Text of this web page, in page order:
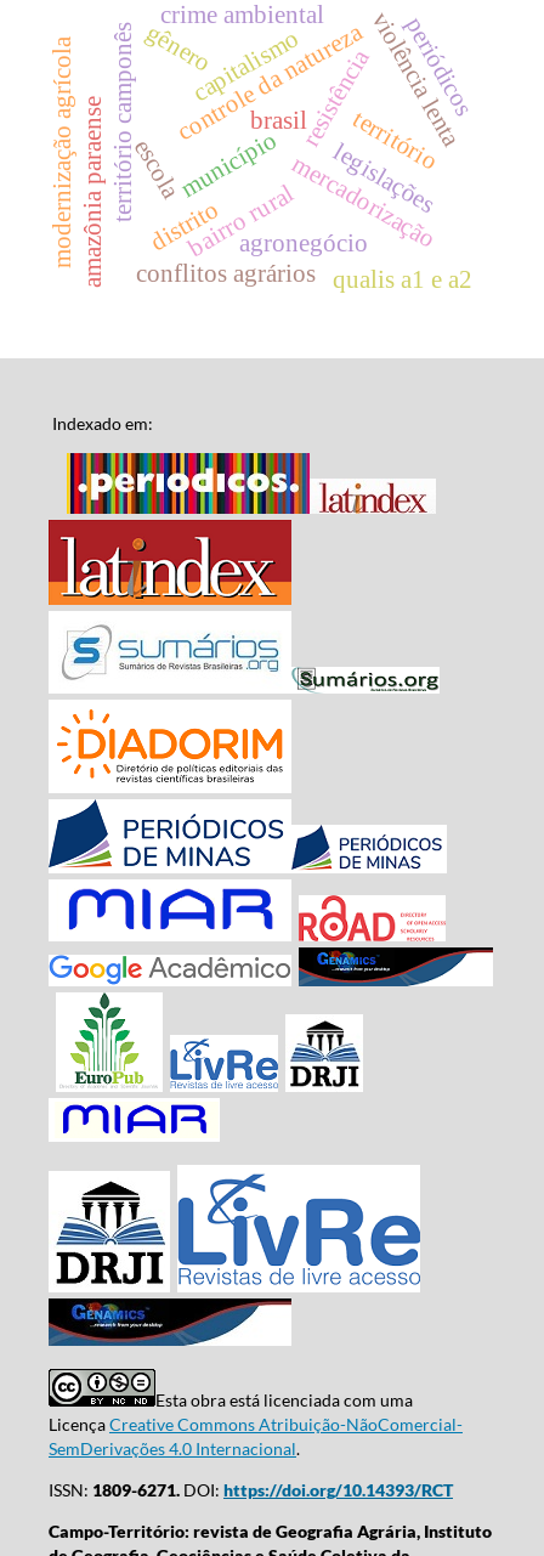
município
distrito
bairro rural
escola
resistência
conflitos agrários
agronegócio
mercadorização
controle da natureza
capitalismo
território camponês violência lenta
amazônia paraense
crime ambiental
território
gênero periódicos
qualis a1 e a2
modernização agrícola legislações
brasil
Indexado em:
Esta obra está licenciada com uma
LicençaCreative Commons Atribuição-NãoComercial-
SemDerivações 4.0 Internacional.
ISSN: 1809-6271.DOI: https://doi.org/10.14393/RCT
Campo-Território: revista de Geografia Agrária, Instituto